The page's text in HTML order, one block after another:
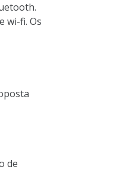
wi-fi. Os
de